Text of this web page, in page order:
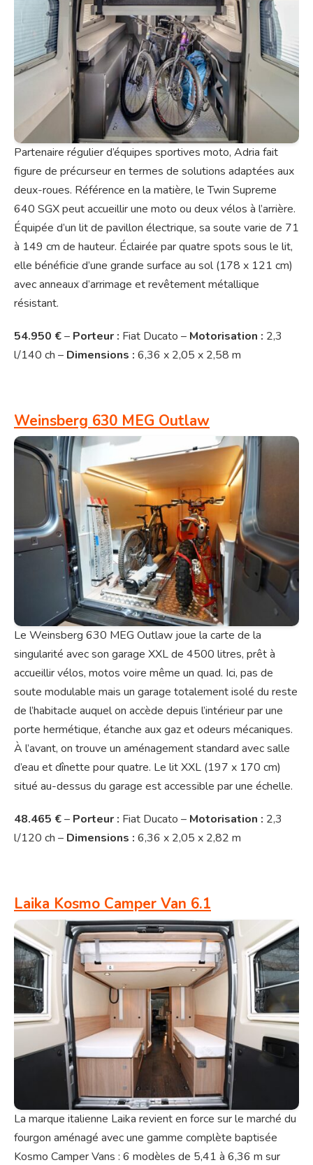
Partenaire régulier d’équipes sportives moto, Adria fait
figure de précurseur en termes de solutions adaptées aux
deux-roues. Référence en la matière, le Twin Supreme
640 SGX peut accueillir une moto ou deux vélos à l’arrière.
Équipée d’un lit de pavillon électrique, sa soute varie de 71
à 149 cm de hauteur. Éclairée par quatre spots sous le lit,
elle bénéficie d’une grande surface au sol (178 x 121 cm)
avec anneaux d’arrimage et revêtement métallique
résistant.
54.950 €– Porteur : Fiat Ducato – Motorisation : 2,3
l/140 ch – Dimensions : 6,36 x 2,05 x 2,58 m
Weinsberg 630 MEG Outlaw
Le Weinsberg 630 MEG Outlaw joue la carte de la
singularité avec son garage XXL de 4500 litres, prêt à
accueillir vélos, motos voire même un quad. Ici, pas de
soute modulable mais un garage totalement isolé du reste
de l’habitacle auquel on accède depuis l’intérieur par une
porte hermétique, étanche aux gaz et odeurs mécaniques.
À l’avant, on trouve un aménagement standard avec salle
d’eau et dînette pour quatre. Le lit XXL (197 x 170 cm)
situé au-dessus du garage est accessible par une échelle.
48.465 €– Porteur : Fiat Ducato – Motorisation : 2,3
l/120 ch – Dimensions : 6,36 x 2,05 x 2,82 m
Laika Kosmo Camper Van 6.1
La marque italienne Laika revient en force sur le marché du
fourgon aménagé avec une gamme complète baptisée
Kosmo Camper Vans : 6 modèles de 5,41 à 6,36 m sur